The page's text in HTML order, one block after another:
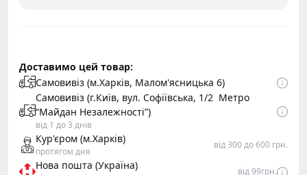
Доставимо цей товар:
Самовивіз (м.Харків, Малом'ясницька 6)
Самовивіз (г.Київ, вул. Софіївська, 1/2 Метро
“Майдан Незалежності”)
від 1 до 3 днів
Кур'єром (м.Харків)
протягом дня
від 300 до 600 грн.
Нова пошта (Україна) від 99грн.